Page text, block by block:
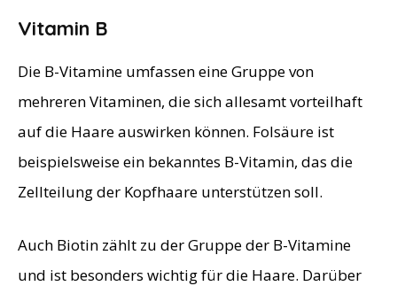
Vitamin B
Die B-Vitamine umfassen eine Gruppe von
mehreren Vitaminen, die sich allesamt vorteilhaft
auf die Haare auswirken können. Folsäure ist
beispielsweise ein bekanntes B-Vitamin, das die
Zellteilung der Kopfhaare unterstützen soll.
Auch Biotin zählt zu der Gruppe der B-Vitamine
und ist besonders wichtig für die Haare. Darüber